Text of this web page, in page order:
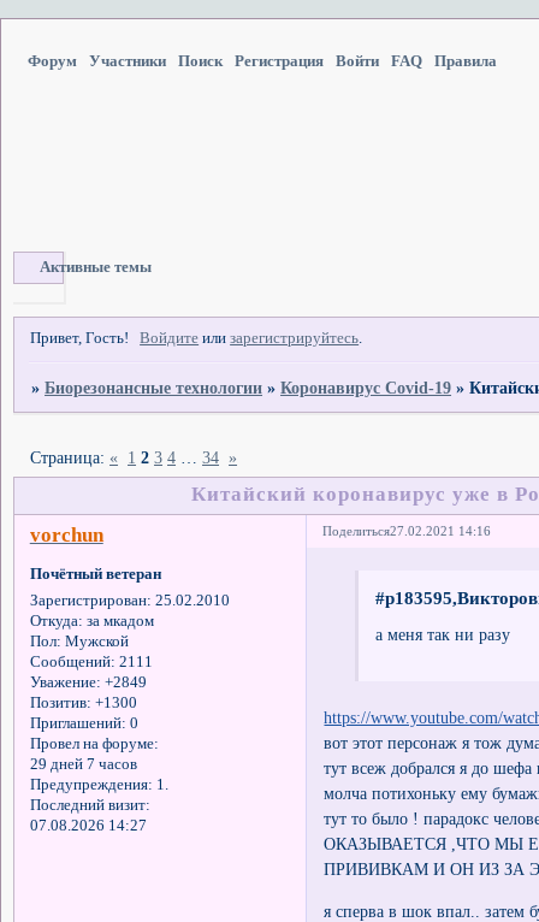
Форум Участники Поиск Регистрация Войти FAQ Правила
Активные темы
Привет, Гость! Войдите илизарегистрируйтесь.
»Биорезонансные технологии »Коронавирус Covid-19 »
Китайский коронавирус уже в
Страница: « 1 2 3 4 … 34 »
Поделиться27.02.2021 14:16
vorchun
Почётный ветеран
Зарегистрирован: 25.02.2010
Откуда: за мкадом
Пол: Мужской
Сообщений: 2111
Уважение: +2849
Позитив: +1300
Приглашений: 0
Провел на форуме:
29 дней 7 часов
Предупреждения: 1.
Последний визит:
07.08.2026 14:27
а меня так ни разу
https://www.youtube.com/
вот этот персонаж я тож
тут всеж добрался я до
молча потихоньку ему
тут то было ! парадокс
ОКАЗЫВАЕТСЯ ,ЧТО МЫ
ПРИВИВКАМ И ОН ИЗ ЗА
я сперва в шок впал..